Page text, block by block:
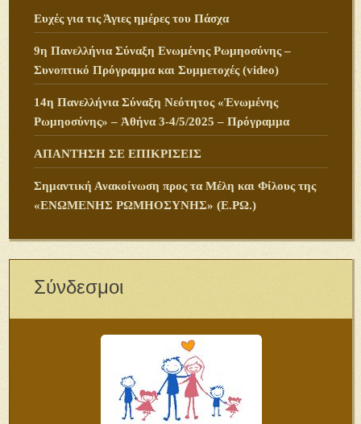
Ευχές για τις Άγιες ημέρες του Πάσχα
9η Πανελλήνια Σύναξη Ενωμένης Ρωμηοσύνης –
Συνοπτικό Πρόγραμμα και Συμμετοχές (video)
14η Πανελλήνια Σύναξη Νεότητος «Ἑνωμένης
Ρωμηοσύνης» – Ἀθήνα 3-4/5/2025 – Πρόγραμμα
ΑΠΑΝΤΗΣΗ ΣΕ ΕΠΙΚΡΙΣΕΙΣ
Σημαντική Ανακοίνωση προς τα Μέλη και Φίλους της
«ΕΝΩΜΕΝΗΣ ΡΩΜΗΟΣΥΝΗΣ» (Ε.ΡΩ.)
Σύνδεσμοι